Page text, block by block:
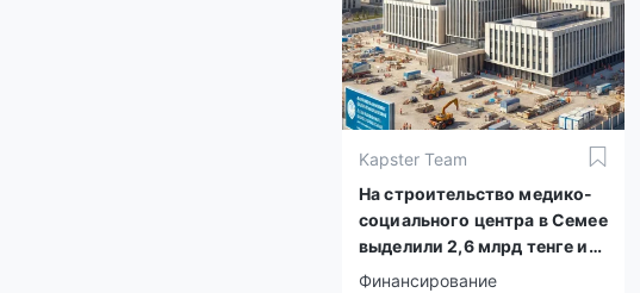
Kapster Team
На строительство медико-
социального центра в Семее
выделили 2,6 млрд тенге из
возвращённых активов
Финансирование